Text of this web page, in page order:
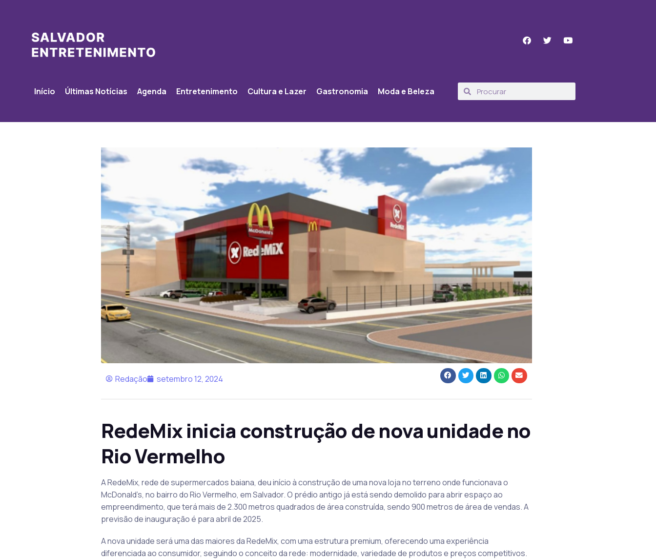
Início Últimas Notícias Agenda Entretenimento Cultura e Lazer Gastronomia Moda e Beleza
Redação setembro 12, 2024
RedeMix inicia construção de nova unidade no
Rio Vermelho
A RedeMix, rede de supermercados baiana, deu início à construção de uma nova loja no terreno onde funcionava o
McDonald’s, no bairro do Rio Vermelho, em Salvador. O prédio antigo já está sendo demolido para abrir espaço ao
empreendimento, que terá mais de 2.300 metros quadrados de área construída, sendo 900 metros de área de vendas. A
previsão de inauguração é para abril de 2025.
A nova unidade será uma das maiores da RedeMix, com uma estrutura premium, oferecendo uma experiência
diferenciada ao consumidor, seguindo o conceito da rede: modernidade, variedade de produtos e preços competitivos.